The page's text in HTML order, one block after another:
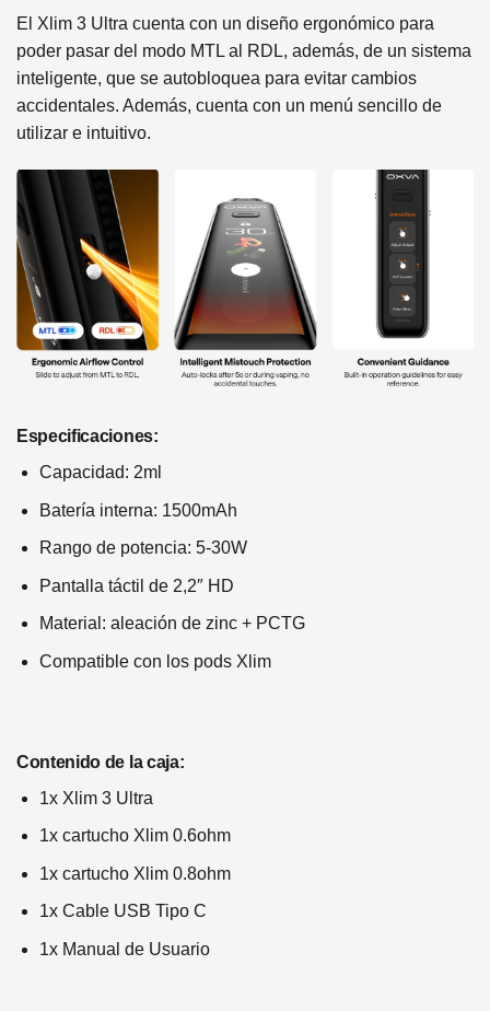
El Xlim 3 Ultra cuenta con un diseño ergonómico para
poder pasar del modo MTL al RDL, además, de un sistema
inteligente, que se autobloquea para evitar cambios
accidentales. Además, cuenta con un menú sencillo de
utilizar e intuitivo.
Especificaciones:
Capacidad: 2ml
Batería interna: 1500mAh
Rango de potencia: 5-30W
Pantalla táctil de 2,2″ HD
Material: aleación de zinc + PCTG
Compatible con los pods Xlim
Contenido de la caja:
1x Xlim 3 Ultra
1x cartucho Xlim 0.6ohm
1x cartucho Xlim 0.8ohm
1x Cable USB Tipo C
1x Manual de Usuario